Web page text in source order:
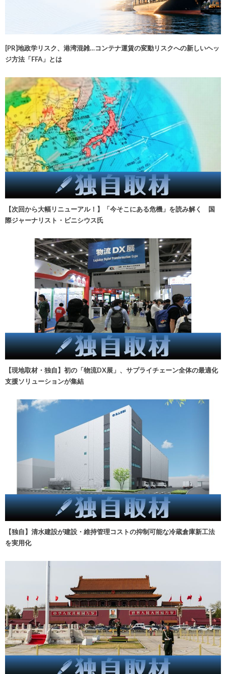
[PR]地政学リスク、港湾混雑…コンテナ運賃の変動リスクへの新しいヘッ
ジ方法「FFA」とは
【次回から大幅リニューアル！】「今そこにある危機」を読み解く 国
際ジャーナリスト・ビニシウス氏
【現地取材・独自】初の「物流DX展」、サプライチェーン全体の最適化
支援ソリューションが集結
【独自】清水建設が建設・維持管理コストの抑制可能な冷蔵倉庫新工法
を実用化